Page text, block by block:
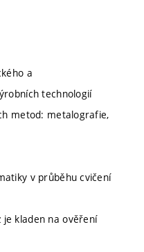
a
technologií
metod: metalografie,
v průběhu cvičení
kladen na ověření